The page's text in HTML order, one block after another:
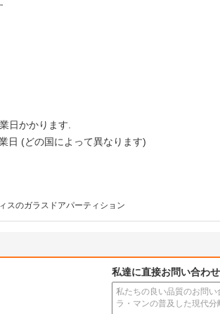
日かかります.
日 (どの国によって異なります)
スのガラスドアパーティション
私達に直接お問い合わ